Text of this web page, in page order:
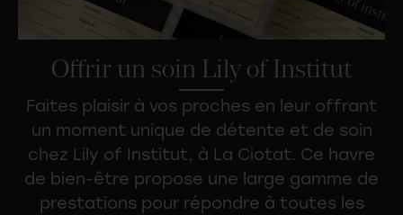
Offrir un soin Lily of Institut
Faites plaisir à vos proches en leur offrant
un moment unique de détente et de soin
chez Lily of Institut, à La Ciotat. Ce havre
de bien-être propose une large gamme de
prestations pour répondre à toutes les